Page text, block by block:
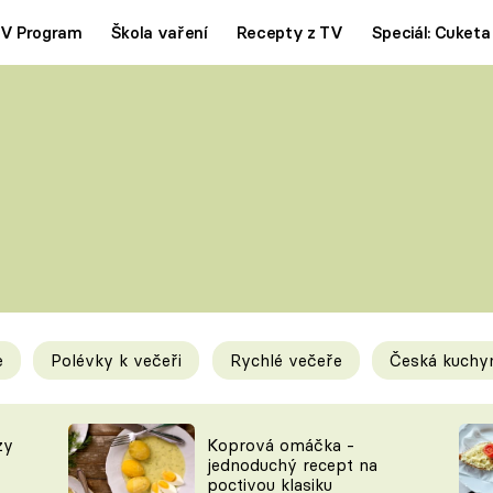
Program Škola vaření Recepty z TV Speciál: Cuketa
Tipy a triky
KAM ZA JÍDLEM
Polévky k večeři Rychlé večeře Česká
Koprová omáčka -
jednoduchý recept na
poctivou klasiku